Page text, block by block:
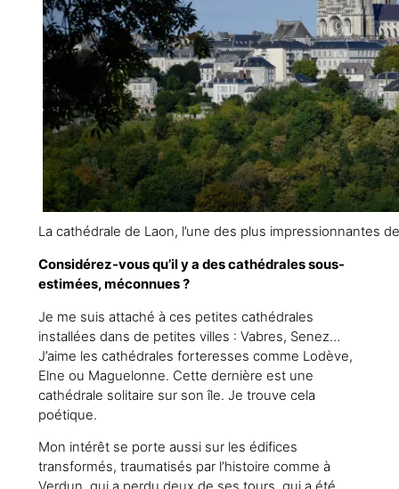
La cathédrale de Laon, l’une des plus impressionnantes
Considérez-vous qu’il y a des cathédrales sous-
estimées, méconnues ?
Je me suis attaché à ces petites cathédrales
installées dans de petites villes : Vabres, Senez…
J’aime les cathédrales forteresses comme Lodève,
Elne ou Maguelonne. Cette dernière est une
cathédrale solitaire sur son île. Je trouve cela
poétique.
Mon intérêt se porte aussi sur les édifices
transformés, traumatisés par l’histoire comme à